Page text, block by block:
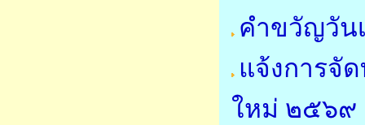
คำขวัญวัน
แจ้งการจั
ใหม่ ๒๕๖๙